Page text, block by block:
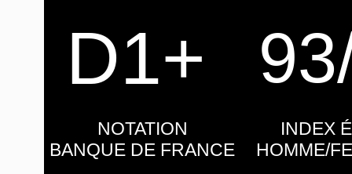
NOTATION
BANQUE DE FRANCE
INDEX
HOMME/
D1+